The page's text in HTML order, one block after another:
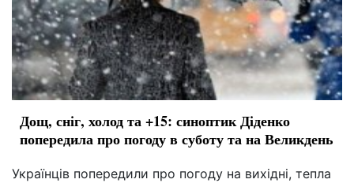
Дощ, сніг, холод та +15: синоптик Діденко
попередила про погоду в суботу та на Великдень
Українців попередили про погоду на вихідні, тепла